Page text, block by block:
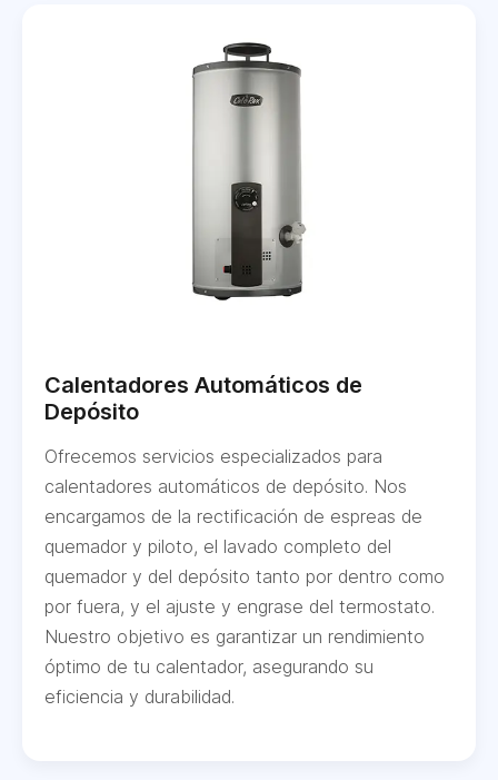
Calentadores Automáticos de
Depósito
Ofrecemos servicios especializados para
calentadores automáticos de depósito. Nos
encargamos de la rectificación de espreas de
quemador y piloto, el lavado completo del
quemador y del depósito tanto por dentro como
por fuera, y el ajuste y engrase del termostato.
Nuestro objetivo es garantizar un rendimiento
óptimo de tu calentador, asegurando su
eficiencia y durabilidad.